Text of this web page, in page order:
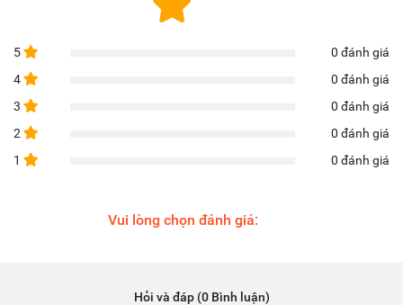
5
0 đánh giá
4
0 đánh giá
3
0 đánh giá
2
0 đánh giá
1
0 đánh giá
Vui lòng chọn đánh giá:
Hỏi và đáp (0 Bình luận)